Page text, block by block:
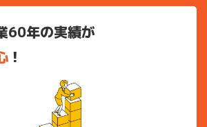
60年の実績が
！